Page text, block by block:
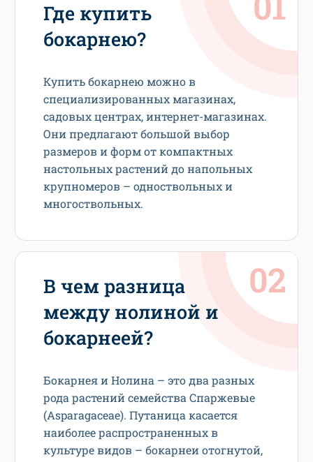
Где купить
бокарнею?
Купить бокарнею можно в
специализированных магазинах,
садовых центрах, интернет-магазинах.
Они предлагают большой выбор
размеров и форм от компактных
настольных растений до напольных
крупномеров – одноствольных и
многоствольных.
В чем разница
между нолиной и
бокарнеей?
Бокарнея и Нолина – это два разных
рода растений семейства Спаржевые
(Asparagaceae). Путаница касается
наиболее распространенных в
культуре видов – бокарнеи отогнутой,